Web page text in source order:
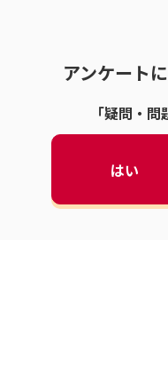
アンケート
「疑問・
はい